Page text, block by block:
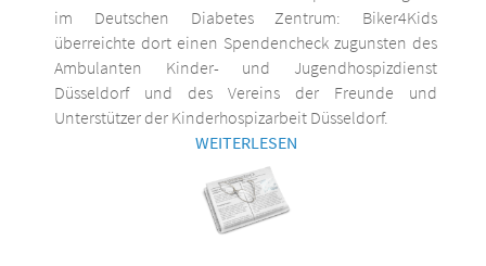
im Deutschen Diabetes Zentrum: Biker4Kids
überreichte dort einen Spendencheck zugunsten des
Ambulanten Kinder- und Jugendhospizdienst
Düsseldorf und des Vereins der Freunde und
Unterstützer der Kinderhospizarbeit Düsseldorf.
WEITERLESEN